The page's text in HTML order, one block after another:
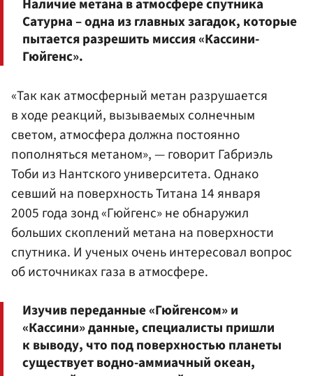
Наличие метана в атмосфере спутника
Сатурна – одна из главных загадок, которые
пытается разрешить миссия «Кассини-
Гюйгенс».
«Так как атмосферный метан разрушается
в ходе реакций, вызываемых солнечным
светом, атмосфера должна постоянно
пополняться метаном», — говорит Габриэль
Тоби из Нантского университета. Однако
севший на поверхность Титана 14 января
2005 года зонд «Гюйгенс» не обнаружил
больших скоплений метана на поверхности
спутника. И ученых очень интересовал вопрос
об источниках газа в атмосфере.
Изучив переданные «Гюйгенсом» и
«Кассини» данные, специалисты пришли
к выводу, что под поверхностью планеты
существует водно-аммиачный океан,